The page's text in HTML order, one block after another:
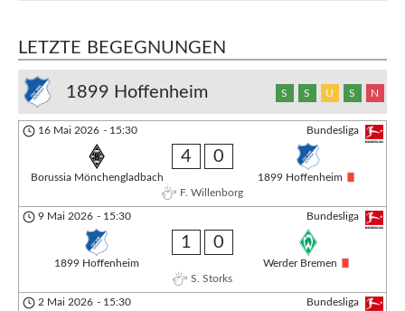
LETZTE BEGEGNUNGEN
1899 Hoffenheim S S U S N
Bundesliga
16 Mai 2026 - 15:30
Borussia Mönchengladbach
4 0
1899 Hoffenheim
F. Willenborg
Bundesliga
9 Mai 2026 - 15:30
1899 Hoffenheim
1 0
Werder Bremen
S. Storks
Bundesliga
2 Mai 2026 - 15:30